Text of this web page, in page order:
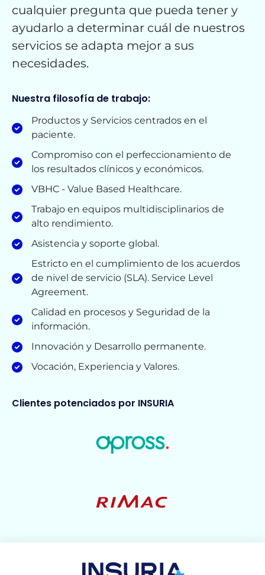
cualquier pregunta que pueda tener y
ayudarlo a determinar cuál de nuestros
servicios se adapta mejor a sus
necesidades.
Nuestra filosofía de trabajo:
Productos y Servicios centrados en el
paciente.
Compromiso con el perfeccionamiento de
los resultados clínicos y económicos.
VBHC - Value Based Healthcare.
Trabajo en equipos multidisciplinarios de
alto rendimiento.
Asistencia y soporte global.
Estricto en el cumplimiento de los acuerdos
de nivel de servicio (SLA). Service Level
Agreement.
Calidad en procesos y Seguridad de la
información.
Innovación y Desarrollo permanente.
Vocación, Experiencia y Valores.
Clientes potenciados por INSURIA